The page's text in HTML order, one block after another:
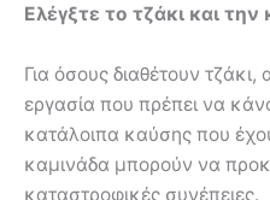
Ελέγξτε το τζάκι και την
Για όσους διαθέτουν τζάκι,
εργασία που πρέπει να
κατάλοιπα καύσης που
καμινάδα μπορούν να
καταστροφικές συνέπειες.